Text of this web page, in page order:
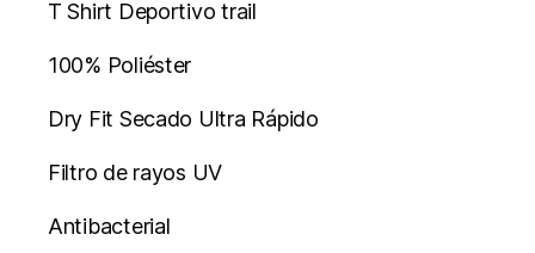
T Shirt Deportivo trail
100% Poliéster
Dry Fit Secado Ultra Rápido
Filtro de rayos UV
Antibacterial